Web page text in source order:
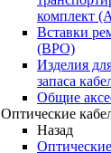
комплект
Вставки
(ВРО)
Изделия
запаса
Общие
Оптические
Назад